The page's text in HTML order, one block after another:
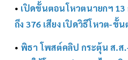
• เปิดขั้นตอนโหวตนายกฯ 13
ถึง 376 เสียง เปิดวิธีโหวต-ขั้
• พิธา โพสต์คลิป กระตุ้น ส.ส